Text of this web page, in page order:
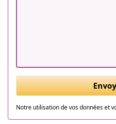
Notre utilisation de vos données et